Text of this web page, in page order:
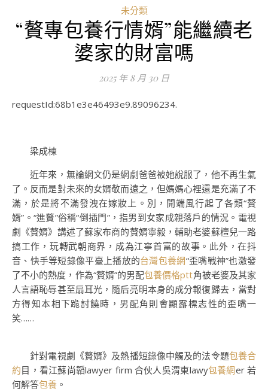
未分類
“贅專包養行情婿”能繼續老
婆家的財富嗎
2025 年 8 月 30 日
requestId:68b1e3e46493e9.89096234.
梁成棟
近年來，無論網文仍是網劇爸爸被她說服了，他不再生氣
了。反而是對未來的女婿敬而遠之，但媽媽心裡還是充滿了不
滿，於是將不滿發洩在嫁妝上。別，開端風行起了各類“贅
婿”。“進贅”俗稱“倒插門”，指男到女家成親落戶的情況。電視
劇《贅婿》講述了蘇家布商的贅婿寧毅，輔助老婆蘇檀兒一路
搞工作，玩轉武朝商界，成為江寧首富的故事。此外，在抖
音、快手等短錄像平臺上播放的台灣包養網“歪嘴戰神”也激發
了不小的熱度，作為“贅婿”的男配包養價格ptt角被老婆及其家
人言語恥辱甚至扇耳光，隨后亮明本身的成分報復歸去，當對
方得知本相下跪討饒時，男配角則會顯露標志性的歪嘴一
笑……
針對電視劇《贅婿》及熱播短錄像中觸及的法令題包養合
約目，看江蘇尚韜lawyer firm 合伙人吳渭東lawy包養網er 若
何解答包養 。